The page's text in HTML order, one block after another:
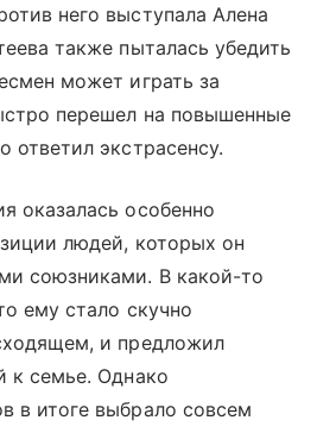
него выступала Алена
также пыталась убедить
может играть за
перешел на повышенные
ответил экстрасенсу.
оказалась особенно
людей, которых он
союзниками. В какой-то
ему стало скучно
и предложил
к семье. Однако
в итоге выбрало совсем